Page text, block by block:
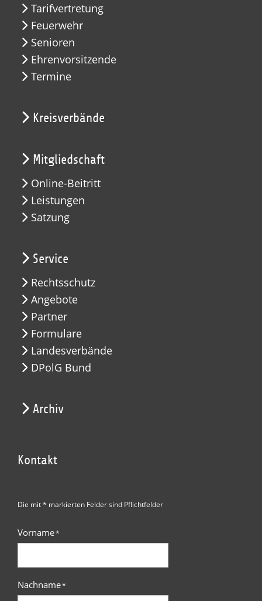
Tarifvertretung
Feuerwehr
Senioren
Ehrenvorsitzende
Termine
Kreisverbände
Mitgliedschaft
Online-Beitritt
Leistungen
Satzung
Service
Rechtsschutz
Angebote
Partner
Formulare
Landesverbände
DPolG Bund
Archiv
Kontakt
Die mit * markierten Felder sind Pflichtfelder
Vorname*
Nachname*